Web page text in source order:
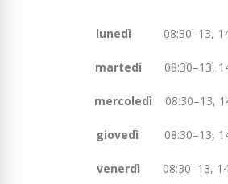
lunedì 08:30–13,
martedì 08:30–13,
mercoledì 08:30–13,
giovedì 08:30–13,
venerdì 08:30–13,